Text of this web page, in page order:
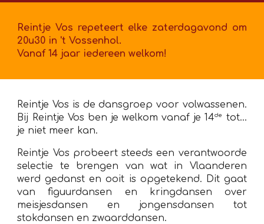
Reintje Vos repeteert elke zaterdagavond om
20u30 in 't Vossenhol.
Vanaf 14 jaar iedereen welkom!
Reintje Vos is de dansgroep voor volwassenen.
Bij Reintje Vos ben je welkom vanaf je 14de
tot…
je niet meer kan.
Reintje Vos probeert steeds een verantwoorde
selectie te brengen van wat in Vlaanderen
werd gedanst en ooit is opgetekend. Dit gaat
van figuurdansen en kringdansen over
meisjesdansen en jongensdansen tot
stokdansen en zwaarddansen.